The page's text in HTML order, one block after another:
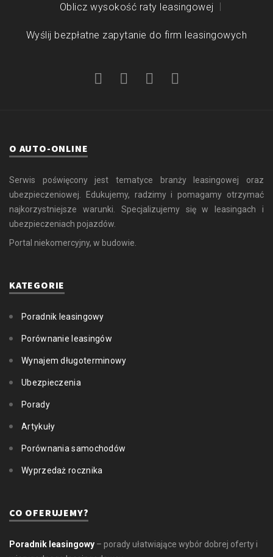
Oblicz wysokość raty leasingowej
Wyślij bezpłatne zapytanie do firm leasingowych
O AUTO-ONLINE
Serwis poświęcony jest tematyce branży leasingowej oraz
ubezpieczeniowej. Edukujemy, radzimy i pomagamy otrzymać
najkorzystniejsze warunki. Specjalizujemy się w leasingach i
ubezpieczeniach pojazdów.
Portal niekomercyjny, w budowie.
KATEGORIE
Poradnik leasingowy
Porównanie leasingów
Wynajem długoterminowy
Ubezpieczenia
Porady
Artykuły
Porównania samochodów
Wyprzedaż rocznika
CO OFERUJEMY?
Poradnik leasingowy – porady ułatwiające wybór dobrej oferty i